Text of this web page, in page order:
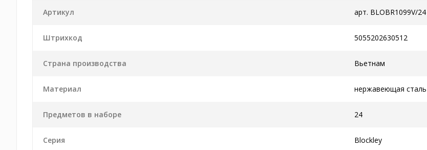
Артикул арт. BLOBR1099V/24
Штрихкод 5055202630512
Страна производства Вьетнам
Материал нержавеющая
Предметов в наборе 24
Серия Blockley